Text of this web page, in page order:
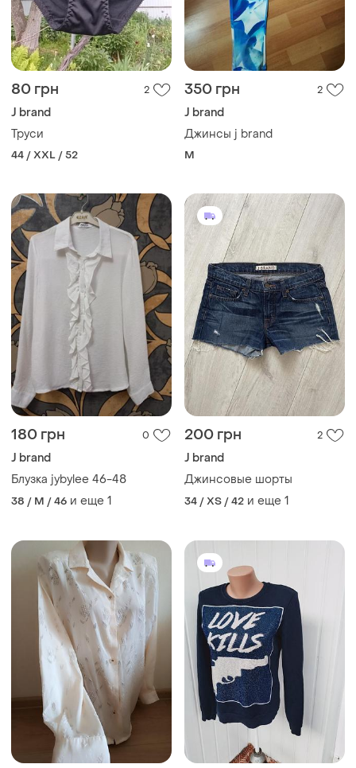
80 грн 2
J brand
Труси
44 / XXL / 52
350 грн 2
J brand
Джинсы j brand
M
180 грн 0
J brand
Блузка jybylee 46-48
38 / M / 46 и еще 1
200 грн 2
J brand
Джинсовые шорты
34 / XS / 42 и еще 1